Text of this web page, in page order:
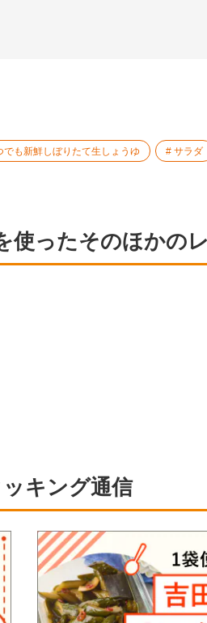
でも新鮮しぼりたて生しょうゆ サラダ
使ったそのほかの
キング通信